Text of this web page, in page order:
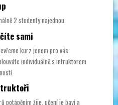
2 studenty najednou.
sami
kurz jenom pro vás.
individuálně s intruktorem
potápěním žije, učení je baví a